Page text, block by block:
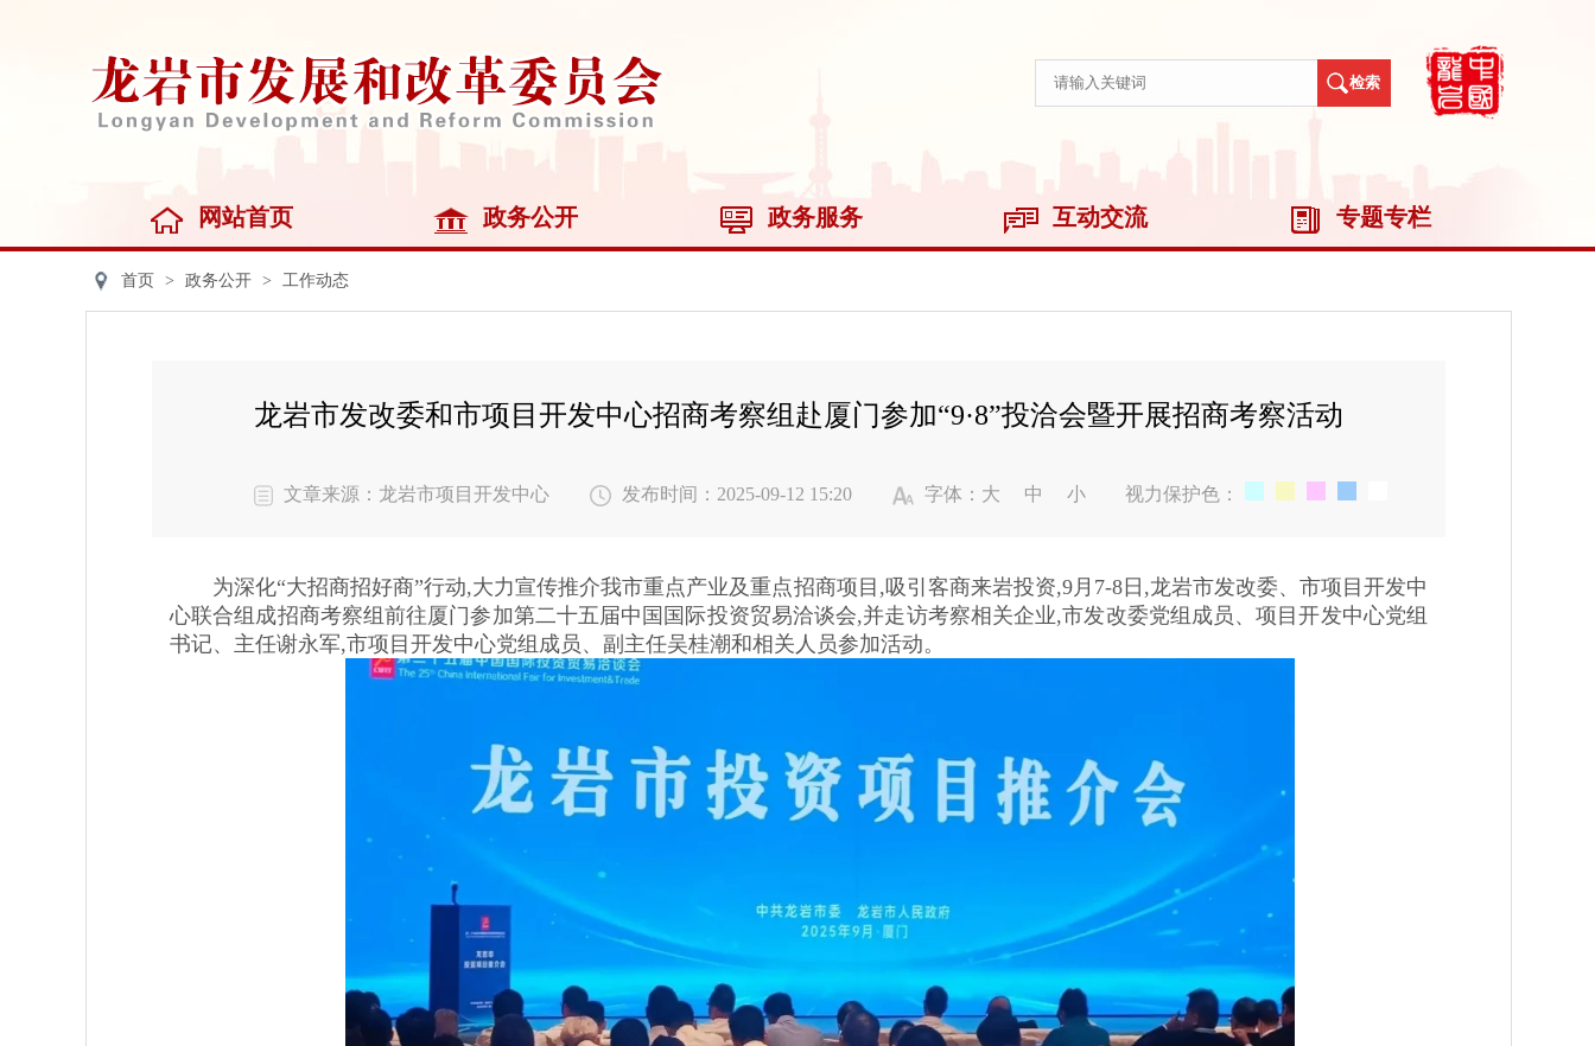
网站首页 政务公开 政务服务 互动交流 专题专栏
首页 > 政务公开 > 工作动态
龙岩市发改委和市项目开发中心招商考察组赴厦门参加“9·8”投洽会暨开展招商考察活动
文章来源：龙岩市项目开发中心 发布时间：2025-09-12 15:20 字体： 大 中 小 视力保护色：
为深化“大招商招好商”行动,大力宣传推介我市重点产业及重点招商项目,吸引客商来岩投资,9月7-8日,龙岩市发改委、市项目开发中
心联合组成招商考察组前往厦门参加第二十五届中国国际投资贸易洽谈会,并走访考察相关企业,市发改委党组成员、项目开发中心党组
书记、主任谢永军,市项目开发中心党组成员、副主任吴桂潮和相关人员参加活动。